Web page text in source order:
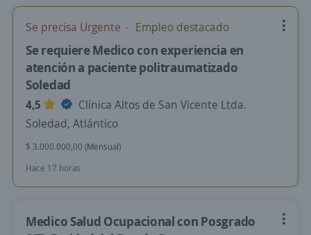
Se precisa Urgente Empleo destacado
Se requiere Medico con experiencia en
atención a paciente politraumatizado
Soledad
4,5
Clínica Altos de San Vicente Ltda.
Soledad, Atlántico
$ 3.000.000,00 (Mensual)
Hace 17 horas
Medico Salud Ocupacional con Posgrado